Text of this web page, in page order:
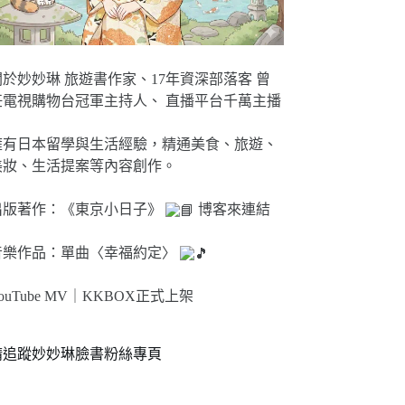
妙妙琳 旅遊書作家、17年資深部落客 曾
電視購物台冠軍主持人、 直播平台千萬主播
日本留學與生活經驗，精通美食、旅遊、
、生活提案等內容創作。
著作：《東京小日子》 博客來連結
作品：單曲〈幸福約定〉
MV｜KKBOX正式上架
追蹤妙妙琳臉書粉絲專頁